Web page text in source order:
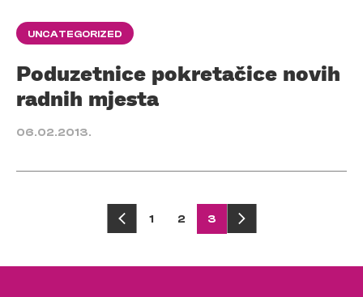
UNCATEGORIZED
Poduzetnice pokretačice novih
radnih mjesta
06.02.2013.
Posts
pagination
1 2 3